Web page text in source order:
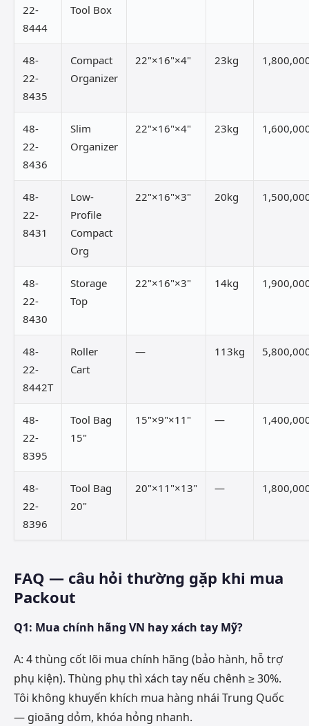
22-
8444
Tool Box
48-
22-
8435
Compact
Organizer
22"×16"×4" 23kg
48-
22-
8436
Slim
Organizer
22"×16"×4" 23kg
48-
22-
8431
Low-
Profile
Compact
Org
22"×16"×3" 20kg
48-
22-
8430
Storage
Top
22"×16"×3" 14kg
48-
22-
8442T
Roller
Cart
— 113kg
48-
22-
8395
Tool Bag
15"
15"×9"×11" —
48-
22-
8396
Tool Bag
20"
20"×11"×13" —
FAQ — câu hỏi thường gặp khi mua
Packout
Q1: Mua chính hãng VN hay xách tay Mỹ?
A: 4 thùng cốt lõi mua chính hãng (bảo hành, hỗ trợ
phụ kiện). Thùng phụ thì xách tay nếu chênh ≥ 30%.
Tôi không khuyến khích mua hàng nhái Trung Quốc
— gioăng dỏm, khóa hỏng nhanh.